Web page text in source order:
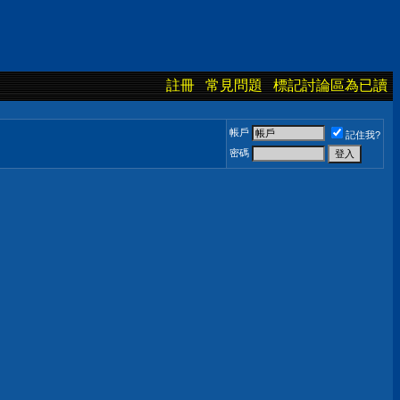
註冊 常見問題 標記討論區為已讀
帳戶
記住我?
密碼